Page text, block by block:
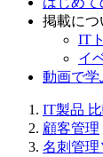
掲載につ
IT
イ
動画で学
IT製品
顧客管理
名刺管理